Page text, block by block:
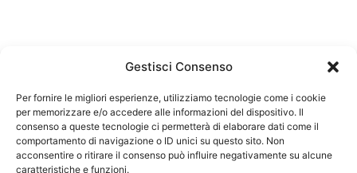
Gestisci Consenso
Per fornire le migliori esperienze, utilizziamo tecnologie come i cookie
per memorizzare e/o accedere alle informazioni del dispositivo. Il
consenso a queste tecnologie ci permetterà di elaborare dati come il
comportamento di navigazione o ID unici su questo sito. Non
acconsentire o ritirare il consenso può influire negativamente su alcune
caratteristiche e funzioni.
Federazione Nazionale Degli Ordini dei Biologi:
codice fiscale 80069130583
Responsabile sito internet www.fnob.it: Vincenzo